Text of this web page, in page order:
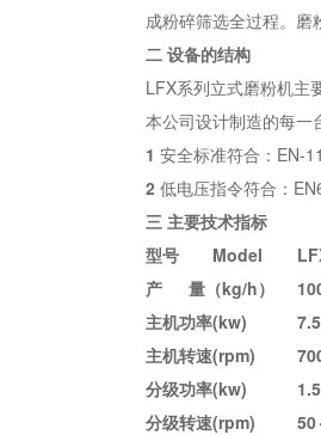
成粉碎筛选全过程。磨
二 设备的结构
LFX系列立式磨粉机主
本公司设计制造的每一
1 安全标准符合：EN-
2 低电压指令符合：
三 主要技术指标
型号 Model
产 量（kg/h）
主机功率(kw)
7.5
主机转速(rpm)
分级功率(kw)
1.5
分级转速(rpm)
50